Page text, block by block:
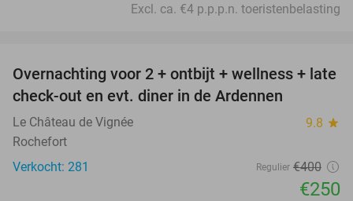
Excl. ca. €4 p.p.p.n. toeristenbelasting
38%
Overnachting voor 2 + ontbijt + wellness + late
check-out en evt. diner in de Ardennen
Le Château de Vignée 9.8 star
Rochefort
Verkocht: 281
Regulier €400
€250